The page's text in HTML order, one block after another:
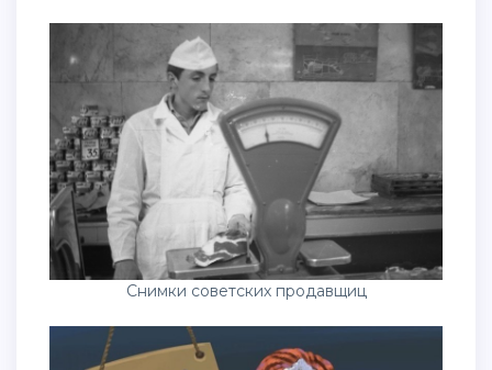
Снимки советских продавщиц